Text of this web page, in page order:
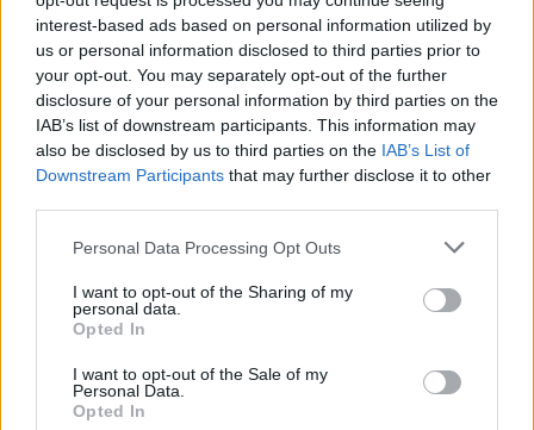
interest-based ads based on personal information utilized by
us or personal information disclosed to third parties prior to
your opt-out. You may separately opt-out of the further
disclosure of your personal information by third parties on the
IAB’s list of downstream participants. This information may
also be disclosed by us to third parties on the IAB’s List of
Downstream Participants that may further disclose it to other
Personal Data Processing Opt Outs
I want to opt-out of the Sharing of my
personal data.
Opted In
I want to opt-out of the Sale of my
Personal Data.
Opted In